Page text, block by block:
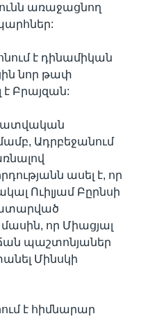
առաջացնող
է դինամիկան
նոր թափ
է Բրայզան:
Ադրբեջանում
ասել է, որ
Ուիլյամ Բըրնսի
մասին, որ Միացյալ
պաշտոնյաներ
Մինսկի
է հիմնարար